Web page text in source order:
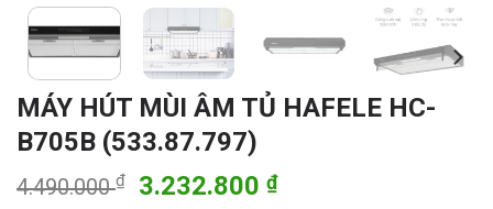
MÁY HÚT MÙI ÂM TỦ HAFELE HC-
B705B (533.87.797)
4.490.000₫
Giá
3.232.800 ₫Giá